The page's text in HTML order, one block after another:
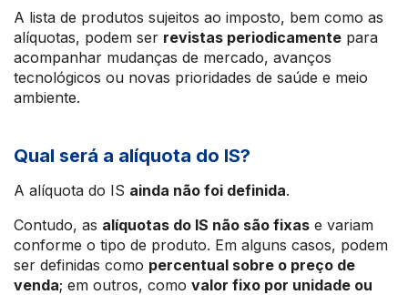
A lista de produtos sujeitos ao imposto, bem como as
alíquotas, podem ser revistas periodicamente para
acompanhar mudanças de mercado, avanços
tecnológicos ou novas prioridades de saúde e meio
ambiente.
Qual será a alíquota do IS?
A alíquota do IS ainda não foi definida.
Contudo, as alíquotas do IS não são fixas e variam
conforme o tipo de produto. Em alguns casos, podem
ser definidas como percentual sobre o preço de
venda; em outros, como valor fixo por unidade ou